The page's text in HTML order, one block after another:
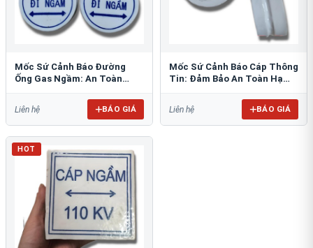
Mốc Sứ Cảnh Báo Đường
Ống Gas Ngầm: An Toàn
Liên hệ BÁO GIÁ
Mốc Sứ Cảnh Báo Cáp Thông
Tin: Đảm Bảo An Toàn Hạ
Liên hệ BÁO GIÁ
HOT